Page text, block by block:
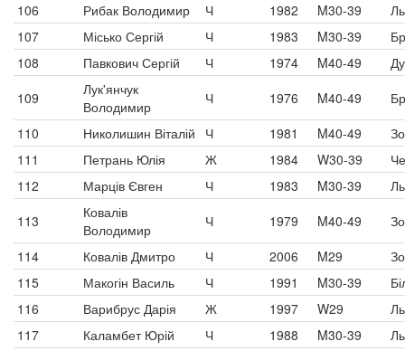
106
Рибак Володимир Ч 1982 M30-39
107
Місько Сергій Ч 1983 M30-39
108
Павкович Сергій Ч 1974 M40-49
109
Лук'янчук
Володимир
Ч 1976 M40-49
110
Николишин Віталій Ч 1981 M40-49
111
Петрань Юлія Ж 1984 W30-39
112
Марців Євген Ч 1983 M30-39
113
Ковалів
Володимир
Ч 1979 M40-49
114
Ковалів Дмитро Ч 2006 M29
115
Макогін Василь Ч 1991 M30-39
116
Варибрус Дарія Ж 1997 W29
117
Каламбет Юрій Ч 1988 M30-39